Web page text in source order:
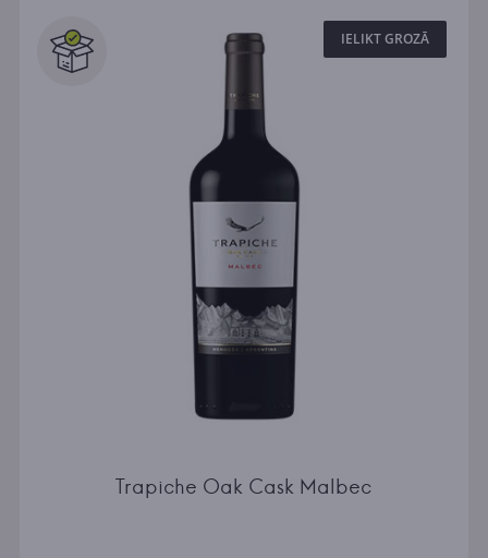
IELIKT GROZĀ
Trapiche Oak Cask Malbec